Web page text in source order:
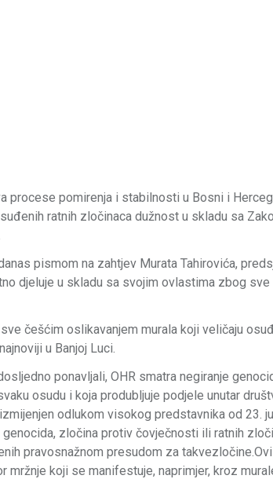
procese pomirenja i stabilnosti u Bosni i
ratnih zločinaca dužnost u skladu sa
pismom na zahtjev Murata Tahirovića,
djeluje u skladu sa svojim ovlastima zbog sve
češćim oslikavanjem murala koji veličaju
u Banjoj Luci.
ponavljali, OHR smatra negiranje
osudu i koja produbljuje podjele unutar
odlukom visokog predstavnika od 23.
zločina protiv čovječnosti ili ratnih
pravosnažnom presudom za takvezločine.Ovi
koji se manifestuje, naprimjer, kroz